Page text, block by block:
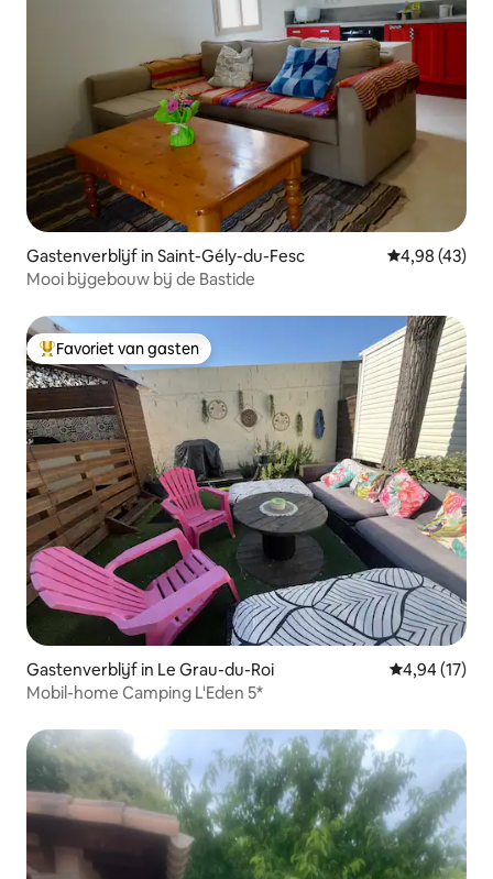
Gastenverblijf in Saint-Gély-du-Fesc Gemiddelde
4,98 (43)
Mooi bijgebouw bij de Bastide
Topfavoriet van gasten
Favoriet van gasten
Gastenverblijf in Le Grau-du-Roi Gemiddelde
4,94 (17)
Mobil-home Camping L'Eden 5*